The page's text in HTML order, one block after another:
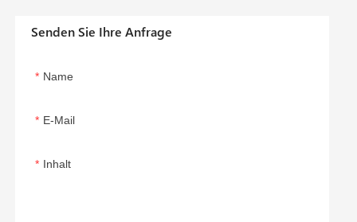
Senden Sie Ihre Anfrage
Name
E-Mail
Inhalt